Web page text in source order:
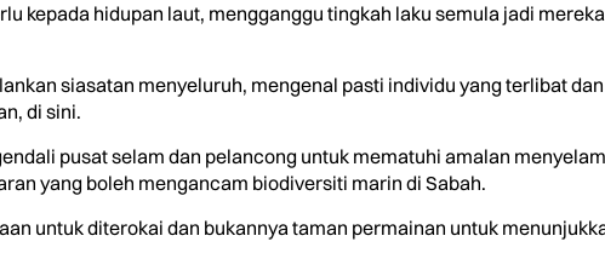
kepada hidupan laut, mengganggu tingkah laku semula jadi
siasatan menyeluruh, mengenal pasti individu yang terlibat
di sini.
pusat selam dan pelancong untuk mematuhi amalan
yang boleh mengancam biodiversiti marin di Sabah.
untuk diterokai dan bukannya taman permainan untuk